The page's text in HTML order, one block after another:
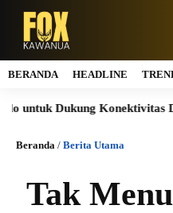
BERANDA HEADLINE
Dukung Konektivitas DIY
Beranda / Berita Utama
Tak